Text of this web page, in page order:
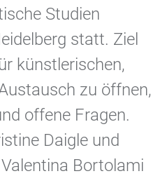
Studien
statt. Ziel
künstlerischen,
zu öffnen,
offene Fragen.
Daigle und
Bortolami